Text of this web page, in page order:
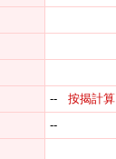
-- 按揭計算
--